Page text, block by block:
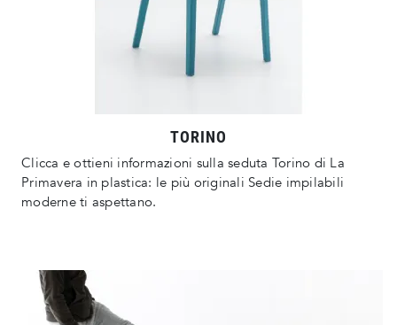
TORINO
Clicca e ottieni informazioni sulla seduta Torino di La
Primavera in plastica: le più originali Sedie impilabili
moderne ti aspettano.